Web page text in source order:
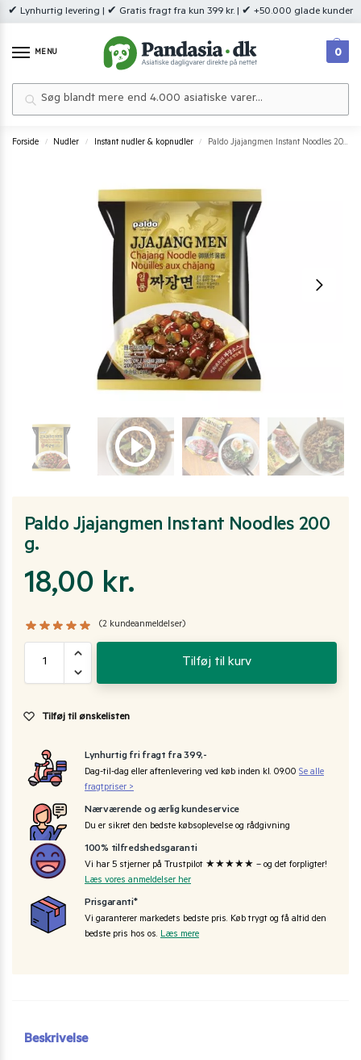
✔ Lynhurtig levering | ✔ Gratis fragt fra kun 399 kr. | ✔ +50.000 glade kunder
MENU 0
Forside / Nudler / Instant nudler & kopnudler / Paldo Jjajangmen Instant Noodles 200 g.
Paldo Jjajangmen Instant Noodles 200
g.
18,00 kr.
(2 kundeanmeldelser)
Tilføj til kurv
Tilføj til ønskelisten
Lynhurtig fri fragt fra 399,-
Dag-til-dag eller aftenlevering ved køb inden kl. 09:00 Se alle
fragtpriser >
Nærværende og ærlig kundeservice
Du er sikret den bedste købsoplevelse og rådgivning
100% tilfredshedsgaranti
Vi har 5 stjerner på Trustpilot ★★★★★ – og det forpligter!
Læs vores anmeldelser her
Prisgaranti*
Vi garanterer markedets bedste pris. Køb trygt og få altid den
bedste pris hos os. Læs mere
Beskrivelse